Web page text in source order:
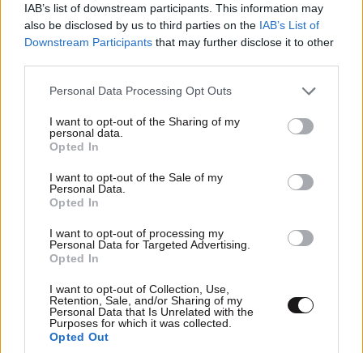
IAB’s list of downstream participants. This information may
also be disclosed by us to third parties on the IAB’s List of
Downstream Participants that may further disclose it to other
Please note that this website/app uses one or more Google
not limited to your visit or usage behaviour. You may click to
grant or deny consent to Google and its third-party tags to
use your data for below specified purposes in below Google
consent section.
Personal Data Processing Opt Outs
I want to opt-out of the Sharing of my
personal data.
Opted In
I want to opt-out of the Sale of my
Personal Data.
Opted In
I want to opt-out of processing my
Personal Data for Targeted Advertising.
Opted In
I want to opt-out of Collection, Use,
Retention, Sale, and/or Sharing of my
Personal Data that Is Unrelated with the
Purposes for which it was collected.
Opted Out